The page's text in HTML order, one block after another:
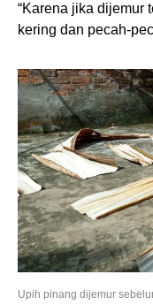
“Karena jika dijemur
kering dan pecah-
Upih pinang dijemur